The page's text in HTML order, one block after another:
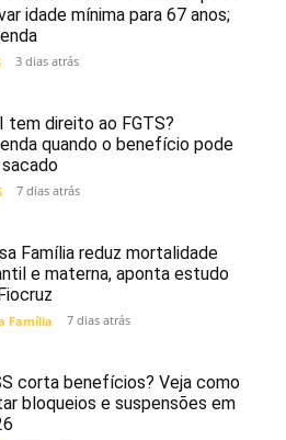
idade mínima para 67 anos;
3 dias atrás
tem direito ao FGTS?
quando o benefício pode
7 dias atrás
Família reduz mortalidade
e materna, aponta estudo
Família 7 dias atrás
corta benefícios? Veja como
bloqueios e suspensões em